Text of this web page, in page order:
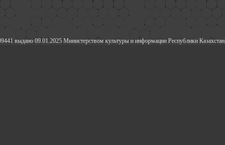
выдано 09.01.2025 Министерством культуры и информации Республики Казахстан.